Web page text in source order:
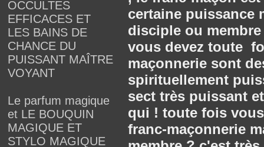
OCCULTES
EFFICACES ET
LES BAINS DE
CHANCE DU
PUISSANT MAÎTRE
VOYANT
Le parfum magique
et LE BOUQUIN
MAGIQUE ET
STYLO MAGIQUE
certaine puissance
disciple ou
vous devez toute
maçonnerie sont
spirituellement
sect très puissant
qui ! toute fois
franc-maçonnerie